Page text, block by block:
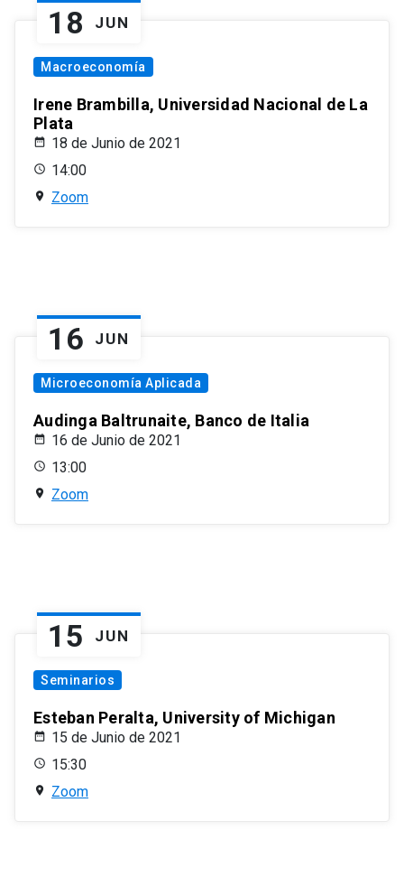
18 JUN
Macroeconomía
Irene Brambilla, Universidad Nacional de La
Plata
18 de Junio de 2021
14:00
Zoom
16 JUN
Microeconomía Aplicada
Audinga Baltrunaite, Banco de Italia
16 de Junio de 2021
13:00
Zoom
15 JUN
Seminarios
Esteban Peralta, University of Michigan
15 de Junio de 2021
15:30
Zoom